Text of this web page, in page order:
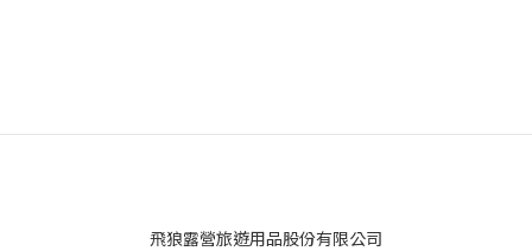
飛狼露營旅遊用品股份有限公司